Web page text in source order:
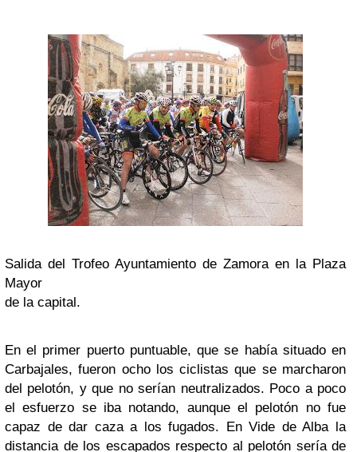
Salida del Trofeo Ayuntamiento de Zamora en la Plaza
Mayor
de la capital.
En el primer puerto puntuable, que se había situado en
Carbajales, fueron ocho los ciclistas que se marcharon
del pelotón, y que no serían neutralizados. Poco a poco
el esfuerzo se iba notando, aunque el pelotón no fue
capaz de dar caza a los fugados. En Vide de Alba la
distancia de los escapados respecto al pelotón sería de